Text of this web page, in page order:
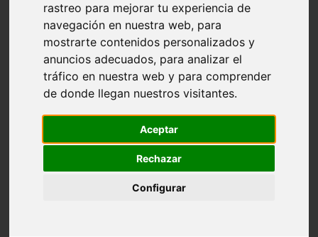
rastreo para mejorar tu experiencia de
navegación en nuestra web, para
mostrarte contenidos personalizados y
anuncios adecuados, para analizar el
tráfico en nuestra web y para comprender
de donde llegan nuestros visitantes.
Aceptar
Rechazar
Configurar
Huesca - alquézar
Huesca - castejón-de-sos
Lleida - alt-àneu
Córdoba - almedinilla
Navarra - zangoza
Cantabria - arenas-de-iguña
Barcelona - la-pobla-de-lillet
Murcia - cartagena
Madrid - nuevo-baztán